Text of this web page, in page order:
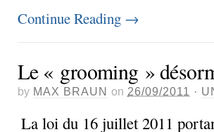
Continue Reading →
Le « grooming »
by MAX BRAUN on 26/09/2011 ·
La loi du 16 juillet 2011